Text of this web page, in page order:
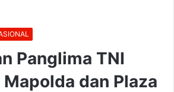
Panglima TNI
dan Plaza